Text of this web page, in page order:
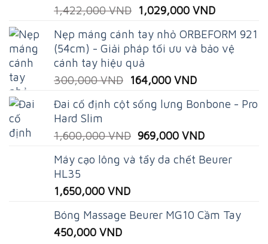
1,422,000VND Original
was:
1,422,000 VND.
1,029,000 VNDCurrent
is:
1,029,000
Nẹp máng cánh tay nhỏ ORBEFORM 921
(54cm) - Giải pháp tối ưu và bảo vệ
cánh tay hiệu quả
300,000VND Original
was:
164,000 VNDCurrent
is:
Đai cố định cột sống lưng Bonbone - Pro
Hard Slim
1,600,000VND Original
was:
969,000 VNDCurrent
is:
Máy cạo lông và tẩy da chết Beurer
HL35
1,650,000 VND
Bóng Massage Beurer MG10 Cầm Tay
450,000 VND